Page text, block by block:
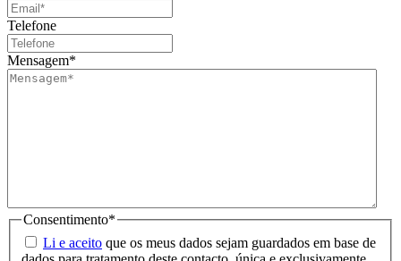
Telefone
Mensagem*
Consentimento*
Li e aceito que os meus dados sejam guardados em base de